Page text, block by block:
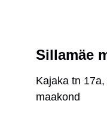
Sillamäe
Kajaka tn
maakond